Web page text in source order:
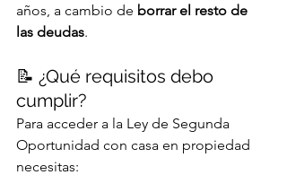
años, a cambio de borrar el resto de
las deudas.
📝 ¿Qué requisitos debo
cumplir?
Para acceder a la Ley de Segunda
Oportunidad con casa en propiedad
necesitas: